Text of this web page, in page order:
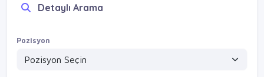
Detayları Gör
Detayları Gör
Detaylı Arama
Pozisyon